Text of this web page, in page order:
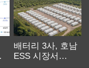
배터리 3사, 호남
ESS 시장서